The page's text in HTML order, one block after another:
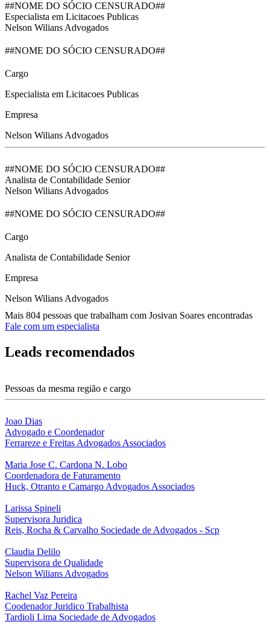
##NOME DO SÓCIO CENSURADO##
Especialista em Licitacoes Publicas
Nelson Wilians Advogados
##NOME DO SÓCIO CENSURADO##
Cargo
Especialista em Licitacoes Publicas
Empresa
Nelson Wilians Advogados
##NOME DO SÓCIO CENSURADO##
Analista de Contabilidade Senior
Nelson Wilians Advogados
##NOME DO SÓCIO CENSURADO##
Cargo
Analista de Contabilidade Senior
Empresa
Nelson Wilians Advogados
Mais 804 pessoas que trabalham com Josivan Soares encontradas
Fale com um especialista
Leads recomendados
Pessoas da mesma região e cargo
Joao Dias
Advogado e Coordenador
Ferrareze e Freitas Advogados Associados
Maria Jose C. Cardona N. Lobo
Coordenadora de Faturamento
Huck, Otranto e Camargo Advogados Associados
Larissa Spineli
Supervisora Juridica
Reis, Rocha & Carvalho Sociedade de Advogados - Scp
Claudia Delilo
Supervisora de Qualidade
Nelson Wilians Advogados
Rachel Vaz Pereira
Coodenador Juridico Trabalhista
Tardioli Lima Sociedade de Advogados